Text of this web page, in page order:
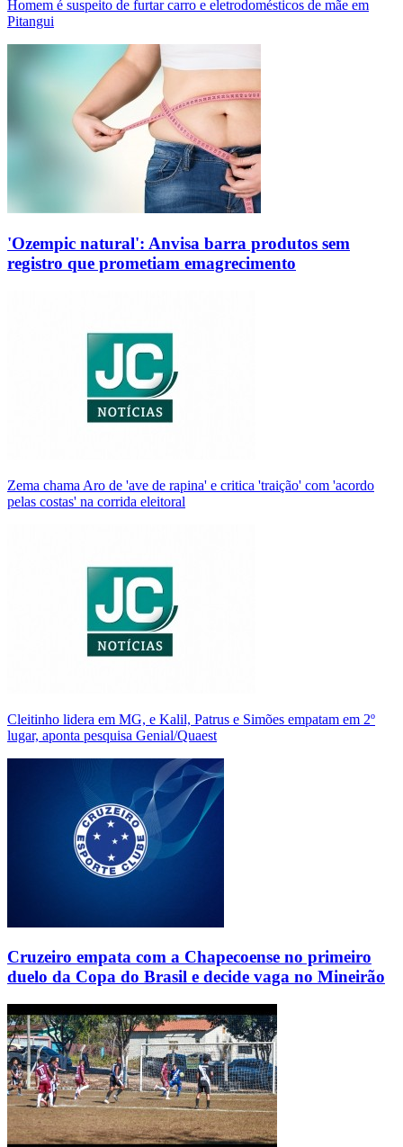
Homem é suspeito de furtar carro e eletrodomésticos de mãe em
Pitangui
'Ozempic natural': Anvisa barra produtos sem
registro que prometiam emagrecimento
Zema chama Aro de 'ave de rapina' e critica 'traição' com 'acordo
pelas costas' na corrida eleitoral
Cleitinho lidera em MG, e Kalil, Patrus e Simões empatam em 2º
lugar, aponta pesquisa Genial/Quaest
Cruzeiro empata com a Chapecoense no primeiro
duelo da Copa do Brasil e decide vaga no Mineirão